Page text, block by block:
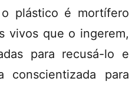
plástico é mortífero
vivos que o ingerem,
para recusá-lo e
conscientizada para